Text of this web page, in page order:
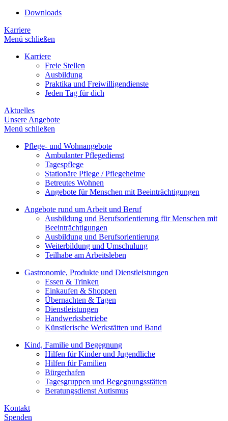
Downloads
Karriere
Menü schließen
Karriere
Freie Stellen
Ausbildung
Praktika und Freiwilligendienste
Jeden Tag für dich
Aktuelles
Unsere Angebote
Menü schließen
Pflege- und Wohnangebote
Ambulanter Pflegedienst
Tagespflege
Stationäre Pflege / Pflegeheime
Betreutes Wohnen
Angebote für Menschen mit Beeinträchtigungen
Angebote rund um Arbeit und Beruf
Ausbildung und Berufsorientierung für Menschen mit
Beeinträchtigungen
Ausbildung und Berufsorientierung
Weiterbildung und Umschulung
Teilhabe am Arbeitsleben
Gastronomie, Produkte und Dienstleistungen
Essen & Trinken
Einkaufen & Shoppen
Übernachten & Tagen
Dienstleistungen
Handwerksbetriebe
Künstlerische Werkstätten und Band
Kind, Familie und Begegnung
Hilfen für Kinder und Jugendliche
Hilfen für Familien
Bürgerhafen
Tagesgruppen und Begegnungsstätten
Beratungsdienst Autismus
Kontakt
Spenden